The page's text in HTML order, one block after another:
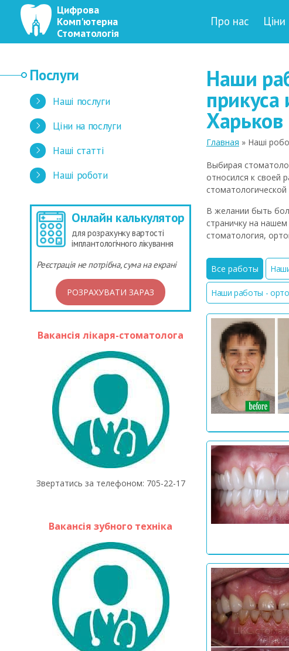
Цифрова
Комп'ютерна
Стоматологія
Про нас Ціни
Наши
Харьков
Главная » Наші
Выбирая
относился к своей
В желании быть
страничку на
стоматология,
Все работы
Наши работы -
Послуги
Наші послуги
Ціни на послуги
Наші статті
Наші роботи
Онлайн калькулятор
для розрахунку вартості
імплантологічного лікування
Реєстрація не потрібна, сума на екрані
РОЗРАХУВАТИ ЗАРАЗ
Вакансія лікаря-стоматолога
Звертатись за телефоном: 705-22-17
Вакансія зубного техніка